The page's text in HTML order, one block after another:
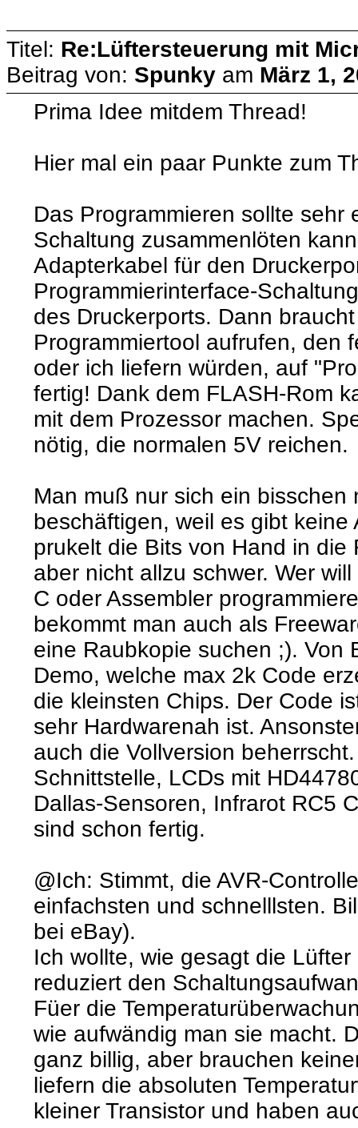
Titel: Re:Lüftersteuerung mit
Beitrag von: Spunky am März 1,
Prima Idee mitdem Thread!
Hier mal ein paar Punkte zum
Das Programmieren sollte sehr
Schaltung zusammenlöten
Adapterkabel für den
Programmierinterface-
des Druckerports. Dann
Programmiertool aufrufen, den
oder ich liefern würden, auf
fertig! Dank dem FLASH-Rom
mit dem Prozessor machen.
nötig, die normalen 5V reichen.
Man muß nur sich ein bisschen
beschäftigen, weil es gibt
prukelt die Bits von Hand in die
aber nicht allzu schwer. Wer
C oder Assembler
bekommt man auch als
eine Raubkopie suchen ;). Von
Demo, welche max 2k Code
die kleinsten Chips. Der Code
sehr Hardwarenah ist.
auch die Vollversion
Schnittstelle, LCDs mit
Dallas-Sensoren, Infrarot RC5
sind schon fertig.
@Ich: Stimmt, die AVR-
einfachsten und schnelllsten.
bei eBay).
Ich wollte, wie gesagt die
reduziert den
Füer die
wie aufwändig man sie macht.
ganz billig, aber brauchen
liefern die absoluten
kleiner Transistor und haben